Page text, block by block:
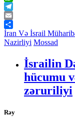
WhatsApp
Telegram
Email
Share
İran Və İsrail
Nazirliyi Mossad
İsrailin
hücumu
zəruriliyi
Rəy